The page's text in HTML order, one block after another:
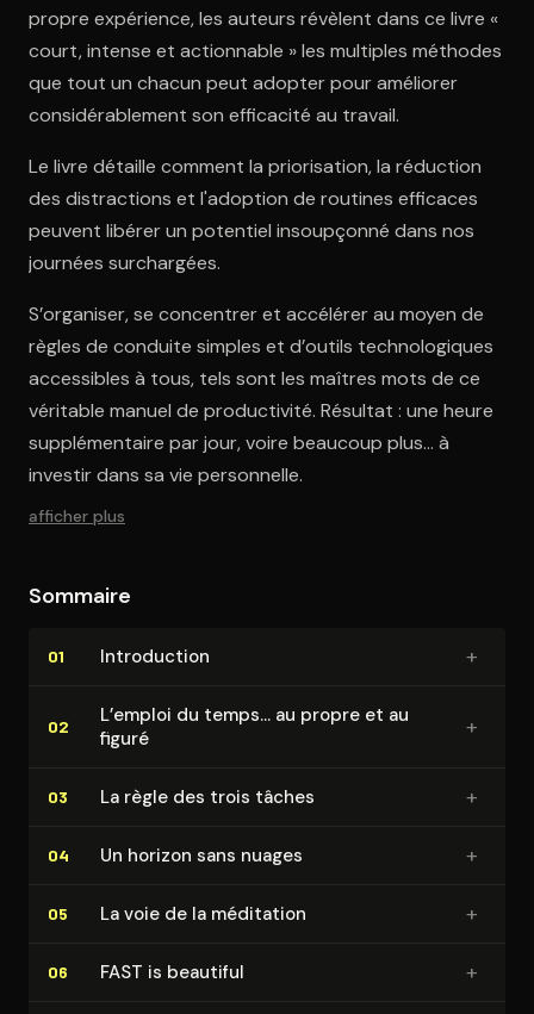
propre expérience, les auteurs révèlent dans ce livre «
court, intense et actionnable » les multiples méthodes
que tout un chacun peut adopter pour améliorer
considérablement son efficacité au travail.
Le livre détaille comment la priorisation, la réduction
des distractions et l'adoption de routines efficaces
peuvent libérer un potentiel insoupçonné dans nos
journées surchargées.
S’organiser, se concentrer et accélérer au moyen de
règles de conduite simples et d’outils technologiques
accessibles à tous, tels sont les maîtres mots de ce
véritable manuel de productivité. Résultat : une heure
supplémentaire par jour, voire beaucoup plus… à
investir dans sa vie personnelle.
afficher plus
Sommaire
01 In­tro­duc­tion +
02
L’emploi du temps… au propre et au
figuré
+
03 La règle des trois tâches +
04 Un horizon sans nuages +
05 La voie de la méditation +
06 FAST is beautiful +